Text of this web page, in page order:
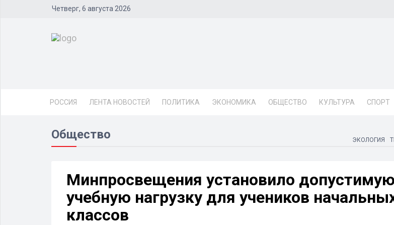
Четверг, 6 августа 2026
РОССИЯ ЛЕНТА НОВОСТЕЙ ПОЛИТИКА ЭКОНОМИКА ОБЩЕСТВО КУЛЬТУРА СПОРТ
Общество ЭКОЛОГИЯ
Минпросвещения установило допустимую
учебную нагрузку для учеников
классов